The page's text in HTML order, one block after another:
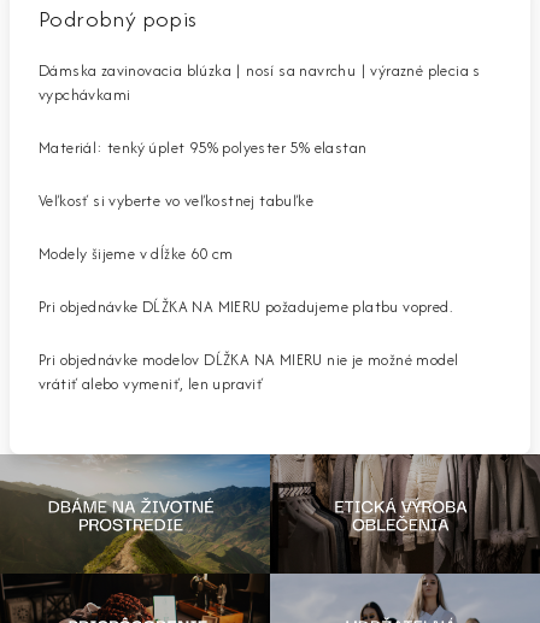
Podrobný popis
Dámska zavinovacia blúzka | nosí sa navrchu | výrazné plecia s
vypchávkami
Materiál: tenký úplet 95% polyester 5% elastan
Veľkosť si vyberte vo veľkostnej tabuľke
Modely šijeme v dĺžke 60 cm
Pri objednávke DĹŽKA NA MIERU požadujeme platbu vopred.
Pri objednávke modelov DĹŽKA NA MIERU nie je možné model
vrátiť alebo vymeniť, len upraviť